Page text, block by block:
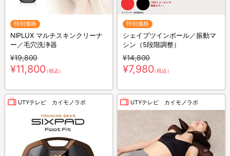
特別価格
NIPLUX マルチスキンクリーナ
ー／毛穴洗浄器
¥19,800
¥11,800（税込）
特別価格
シェイプツインボール／振動マ
シン（5段階調整）
¥14,800
¥7,980（税込）
UTYテレビ カイモノラボ UTYテレビ カイモノラボ